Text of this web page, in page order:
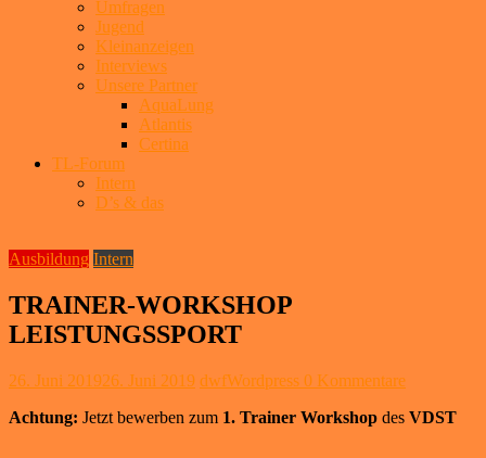
Umfragen
Jugend
Kleinanzeigen
Interviews
Unsere Partner
AquaLung
Atlantis
Certina
TL-Forum
Intern
D’s & das
Ausbildung Intern
TRAINER-WORKSHOP
LEISTUNGSSPORT
26. Juni 201926. Juni 2019 dwfWordpress 0 Kommentare
Achtung: Jetzt bewerben zum 1. Trainer Workshop des VDST